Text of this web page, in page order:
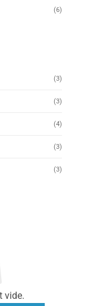
(6)
(3)
(3)
(4)
(3)
(3)
vide.